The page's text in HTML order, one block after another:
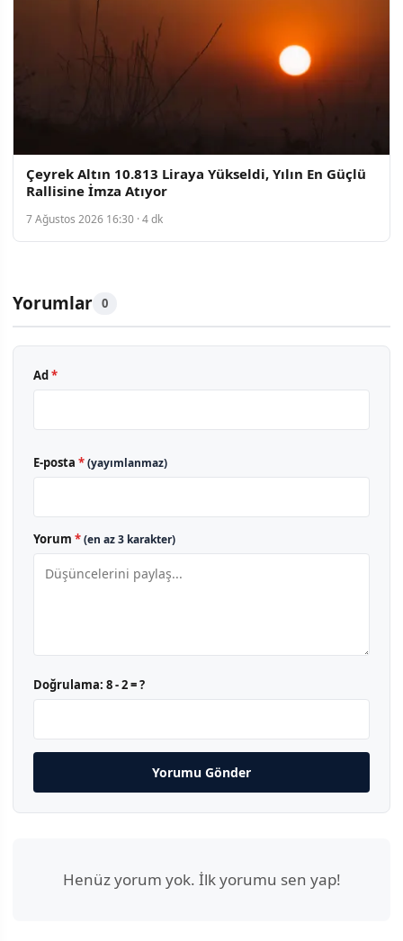
Çeyrek Altın 10.813 Liraya Yükseldi, Yılın En Güçlü
Rallisine İmza Atıyor
7 Ağustos 2026 16:30 · 4 dk
Yorumlar 0
Ad*
E-posta *(yayımlanmaz)
Yorum *(en az 3 karakter)
Doğrulama: 8 - 2 = ?
Yorumu Gönder
Henüz yorum yok. İlk yorumu sen yap!